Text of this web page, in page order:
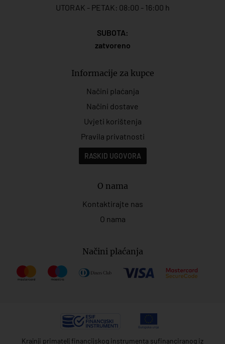
UTORAK - PETAK: 08:00 - 16:00 h
SUBOTA:
zatvoreno
Informacije za kupce
Načini plaćanja
Načini dostave
Uvjeti korištenja
Pravila privatnosti
RASKID UGOVORA
O nama
Kontaktirajte nas
O nama
Načini plaćanja
Krajnji primatelj financijskog instrumenta sufinanciranog iz